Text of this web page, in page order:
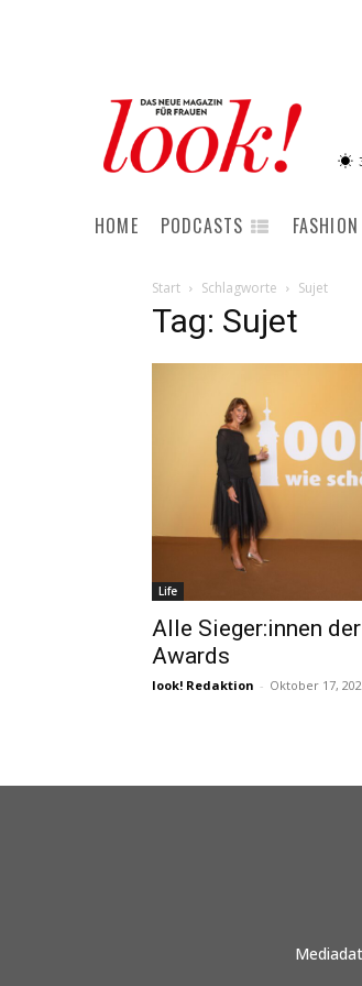
HOME PODCASTS FASHION
Start Schlagworte Sujet
Tag: Sujet
Life
Alle Sieger:innen
Awards
look! Redaktion - Oktober 17,